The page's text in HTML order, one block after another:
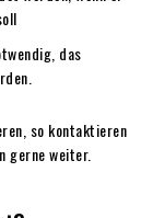
das
so kontaktieren
gerne weiter.